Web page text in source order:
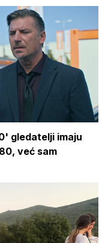
gledatelji imaju
već sam